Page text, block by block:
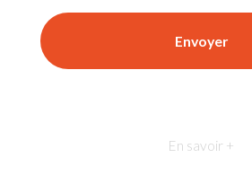
En savoir +